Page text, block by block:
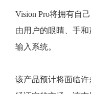
Vision Pro将拥有自
由用户的眼睛、手
输入系统。
该产品预计将面临